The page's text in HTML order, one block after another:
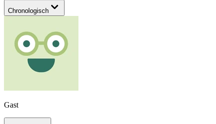
Chronologisch
Gast